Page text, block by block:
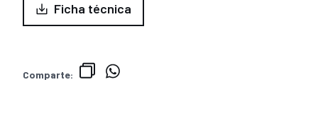
Ficha técnica
Comparte: